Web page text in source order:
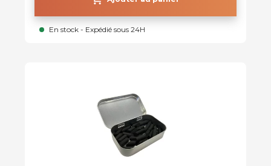
En stock - Expédié sous 24H